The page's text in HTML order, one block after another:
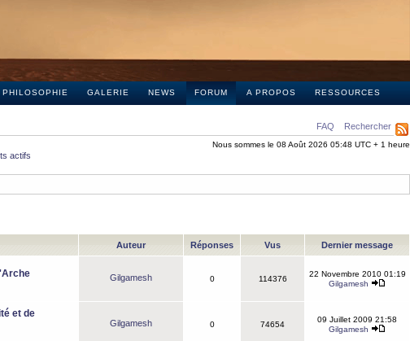
PHILOSOPHIE GALERIE NEWS FORUM A PROPOS RESSOURCES
FAQ Rechercher
Nous sommes le 08 Août 2026 05:48 UTC + 1 heure
actifs
Auteur Réponses Vus Dernier message
Gilgamesh 0 114376
22 Novembre 2010 01:19
Gilgamesh
et de
Gilgamesh 0 74654
09 Juillet 2009 21:58
Gilgamesh